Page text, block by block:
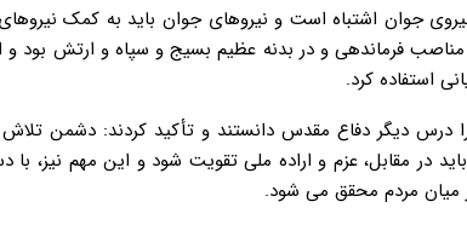
نیروی جوان اشتباه است و نیروهای جوان باید به کمک
فرماندهی و در بدنه عظیم بسیج و سپاه و ارتش بود و
استفاده کرد.
درس دیگر دفاع مقدس دانستند و تأکید کردند: دشمن
در مقابل، عزم و اراده ملی تقویت شود و این مهم نیز، با
میان مردم محقق می شود.